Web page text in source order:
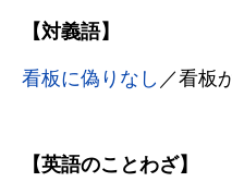
【対義語】
看板に偽りなし ／看板
【英語のことわざ】